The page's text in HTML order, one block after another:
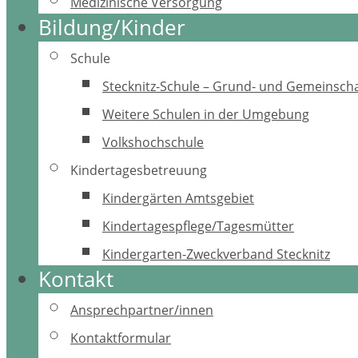
Bildung/Kinder
Schule
Stecknitz-Schule – Grund- und
Weitere Schulen in der Umgebung
Volkshochschule
Kindertagesbetreuung
Kindergärten Amtsgebiet
Kindertagespflege/Tagesmütter
Kindergarten-Zweckverband Stecknitz
Kontakt
Ansprechpartner/innen
Kontaktformular